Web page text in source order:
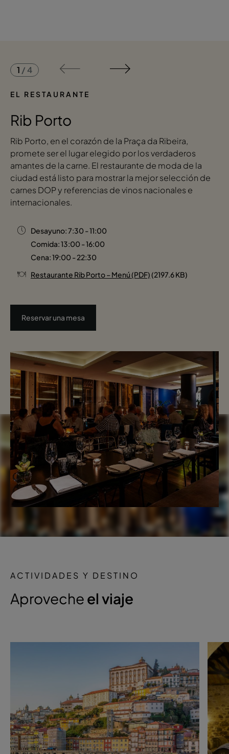
EL RESTAURANTE
Rib Porto
Rib Porto, en el corazón de la Praça da Ribeira,
promete ser el lugar elegido por los verdaderos
amantes de la carne. El restaurante de moda de la
ciudad está listo para mostrar la mejor selección de
carnes DOP y referencias de vinos nacionales e
internacionales.
Desayuno: 7:30 - 11:00
Comida: 13:00 - 16:00
Cena: 19:00 - 22:30
Restaurante Rib Porto – Menú (PDF)(2197.6 KB)
Reservar una mesa
1 /4
ACTIVIDADES Y DESTINO
Aproveche el viaje